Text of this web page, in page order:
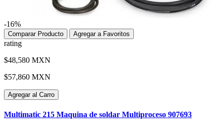
-16%
Comparar Producto Agregar a Favoritos
rating
$48,580 MXN
$57,860 MXN
Agregar al Carro
Multimatic 215 Maquina de soldar Multiproceso 907693